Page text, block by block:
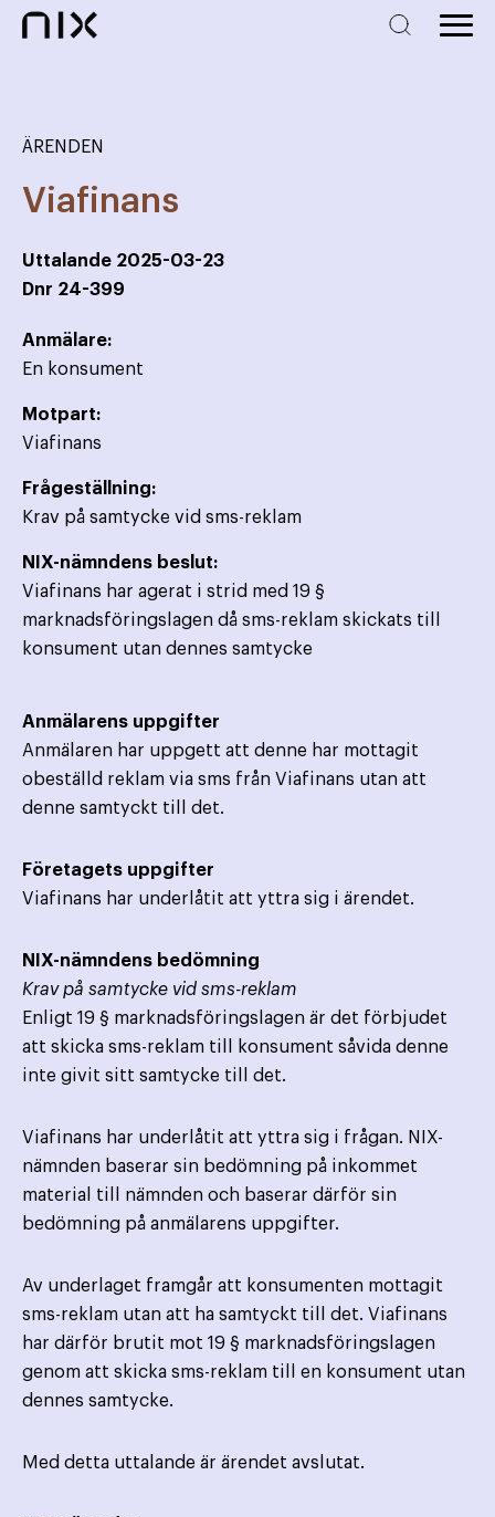
ÄRENDEN
Viafinans
Uttalande 2025-03-23
Dnr 24-399
Anmälare:
En konsument
Motpart:
Viafinans
Frågeställning:
Krav på samtycke vid sms-reklam
NIX-nämndens beslut:
Viafinans har agerat i strid med 19 §
marknadsföringslagen då sms-reklam skickats till
konsument utan dennes samtycke
Anmälarens uppgifter
Anmälaren har uppgett att denne har mottagit
obeställd reklam via sms från Viafinans utan att
denne samtyckt till det.
Företagets uppgifter
Viafinans har underlåtit att yttra sig i ärendet.
NIX-nämndens bedömning
Krav på samtycke vid sms-reklam
Enligt 19 § marknadsföringslagen är det förbjudet
att skicka sms-reklam till konsument såvida denne
inte givit sitt samtycke till det.
Viafinans har underlåtit att yttra sig i frågan. NIX-
nämnden baserar sin bedömning på inkommet
material till nämnden och baserar därför sin
bedömning på anmälarens uppgifter.
Av underlaget framgår att konsumenten mottagit
sms-reklam utan att ha samtyckt till det. Viafinans
har därför brutit mot 19 § marknadsföringslagen
genom att skicka sms-reklam till en konsument utan
dennes samtycke.
Med detta uttalande är ärendet avslutat.